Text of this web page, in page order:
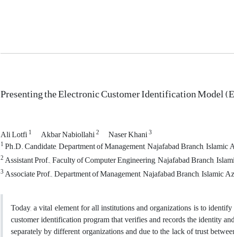
Presenting the Electronic Customer Identification Model
Ali Lotfi1 Akbar Nabiollahi2 Naser Khani3
1Ph.D. Candidate, Department of Management, Najafabad Branch, Islamic
2Assistant Prof., Faculty of Computer Engineering, Najafabad Branch,
3Associate Prof., Department of Management, Najafabad Branch, Islamic
Today, a vital element for all institutions and organizations is to
customer identification program that verifies and records the identity
separately by different organizations and due to the lack of trust